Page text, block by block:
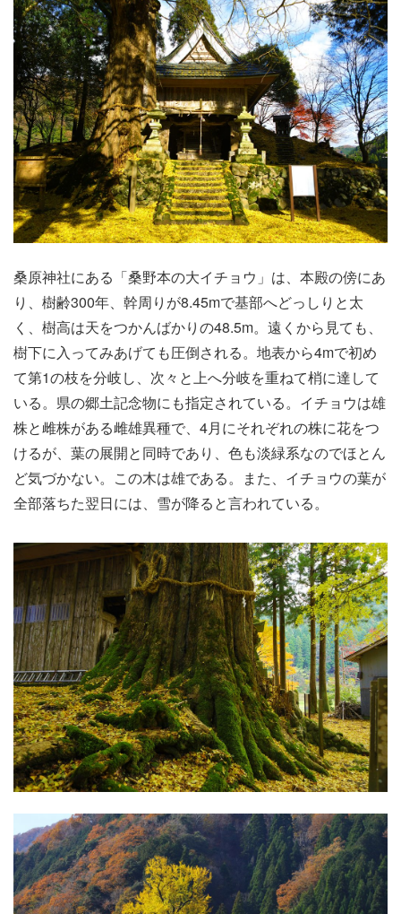
桑原神社にある「桑野本の大イチョウ」は、本殿の傍にあ
り、樹齢300年、幹周りが8.45mで基部へどっしりと太
く、樹高は天をつかんばかりの48.5m。遠くから見ても、
樹下に入ってみあげても圧倒される。地表から4mで初め
て第1の枝を分岐し、次々と上へ分岐を重ねて梢に達して
いる。県の郷土記念物にも指定されている。イチョウは雄
株と雌株がある雌雄異種で、4月にそれぞれの株に花をつ
けるが、葉の展開と同時であり、色も淡緑系なのでほとん
ど気づかない。この木は雄である。また、イチョウの葉が
全部落ちた翌日には、雪が降ると言われている。